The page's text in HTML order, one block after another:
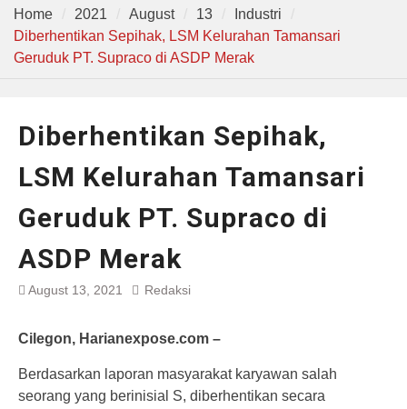
Home 2021 August 13
Industri
Diberhentikan Sepihak, LSM Kelurahan Tamansari
Geruduk PT. Supraco di ASDP Merak
Diberhentikan Sepihak,
LSM Kelurahan Tamansari
Geruduk PT. Supraco di
ASDP Merak
August 13, 2021 Redaksi
Cilegon, Harianexpose.com –
Berdasarkan laporan masyarakat karyawan salah
seorang yang berinisial S, diberhentikan secara